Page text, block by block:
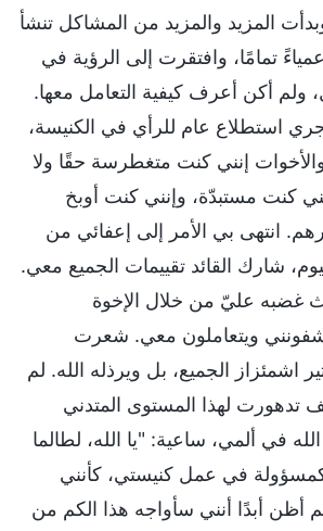
المزيد والمزيد من المشاكل تنشأ
تمامًا، وافتقرت إلى الرؤية في
ولم أكن أعرف كيفية التعامل معها.
استطلاع عام للرأي في الكنيسة،
إنني كنت متغطرسة حقًا ولا
كنت مستبدّة، وإنني كنت أوبخ
انتهى بي الأمر إلى إعفائي من
شارك القائد تقييمات الجميع معي.
غضبه عليّ من خلال الإخوة
ويتعاملون معي. شعرت
اشمئزاز الجميع، بل ويرذله الله. لم
تدهورت لهذا المستوى المتدني
في ألمي، ساعية: "يا الله، لطالما
في عمل كنيستي، كأنني
أبدًا أنني سأواجه هذا الكم من